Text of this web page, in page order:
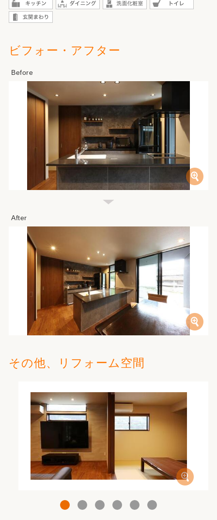
ビフォー・アフター
その他、リフォーム空間